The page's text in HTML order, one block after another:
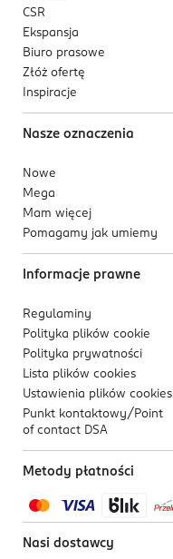
CSR
Ekspansja
Biuro prasowe
Złóż ofertę
Inspiracje
Nasze oznaczenia
Nowe
Mega
Mam więcej
Pomagamy jak umiemy
Informacje prawne
Regulaminy
Polityka plików cookie
Polityka prywatności
Lista plików cookies
Ustawienia plików cookies
Punkt kontaktowy/ Point
of contact DSA
Metody płatności
Nasi dostawcy